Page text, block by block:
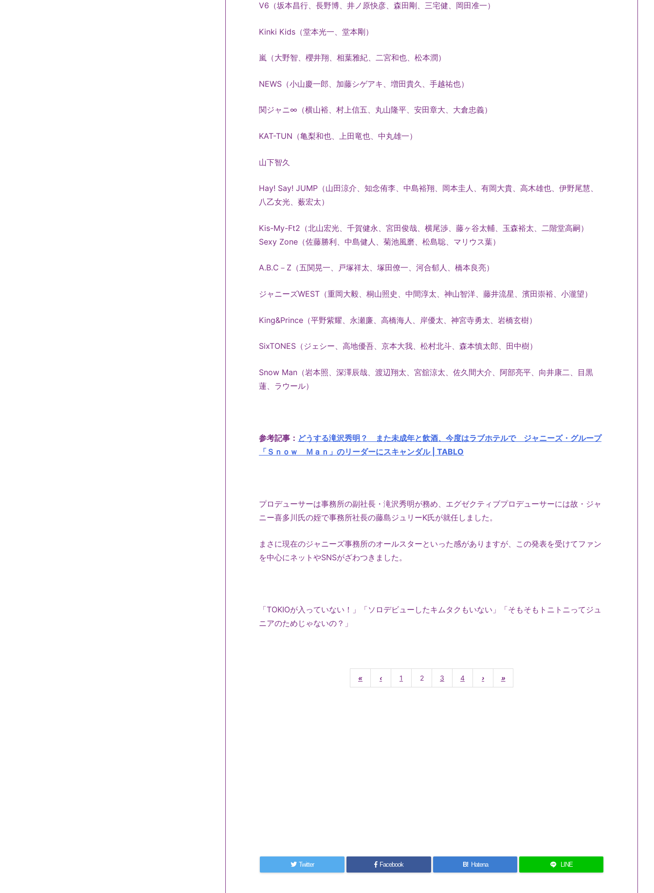
V6（坂本昌行、長野博、井ノ原快彦、森田剛、三宅健、岡田准一）
Kinki Kids（堂本光一、堂本剛）
嵐（大野智、櫻井翔、相葉雅紀、二宮和也、松本潤）
NEWS（小山慶一郎、加藤シゲアキ、増田貴久、手越祐也）
関ジャニ∞（横山裕、村上信五、丸山隆平、安田章大、大倉忠義）
KAT-TUN（亀梨和也、上田竜也、中丸雄一）
山下智久
Hay! Say! JUMP（山田涼介、知念侑李、中島裕翔、岡本圭人、有岡大貴、高木雄也、伊野尾慧、
八乙女光、薮宏太）
Kis-My-Ft2（北山宏光、千賀健永、宮田俊哉、横尾渉、藤ヶ谷太輔、玉森裕太、二階堂高嗣）
Sexy Zone（佐藤勝利、中島健人、菊池風磨、松島聡、マリウス葉）
A.B.C－Z（五関晃一、戸塚祥太、塚田僚一、河合郁人、橋本良亮）
ジャニーズWEST（重岡大毅、桐山照史、中間淳太、神山智洋、藤井流星、濱田崇裕、小瀧望）
King&Prince（平野紫耀、永瀬廉、高橋海人、岸優太、神宮寺勇太、岩橋玄樹）
SixTONES（ジェシー、高地優吾、京本大我、松村北斗、森本慎太郎、田中樹）
Snow Man（岩本照、深澤辰哉、渡辺翔太、宮舘涼太、佐久間大介、阿部亮平、向井康二、目黒
蓮、ラウール）
参考記事： どうする滝沢秀明？ また未成年と飲酒、今度はラブホテルで ジャニーズ・グループ
「Ｓｎｏｗ Ｍａｎ」のリーダーにスキャンダル | TABLO
プロデューサーは事務所の副社長・滝沢秀明が務め、エグゼクティブプロデューサーには故・ジャ
ニー喜多川氏の姪で事務所社長の藤島ジュリーK氏が就任しました。
まさに現在のジャニーズ事務所のオールスターといった感がありますが、この発表を受けてファン
を中心にネットやSNSがざわつきました。
「TOKIOが入っていない！」「ソロデビューしたキムタクもいない」「そもそもトニトニってジュ
ニアのためじゃないの？」
« ‹ 1 2 3 4 › »
Twitter Facebook B! Hatena LINE